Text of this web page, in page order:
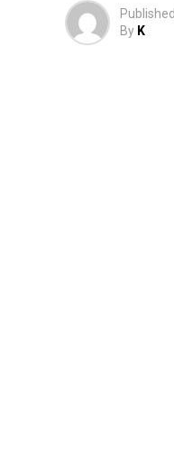
Published
By K